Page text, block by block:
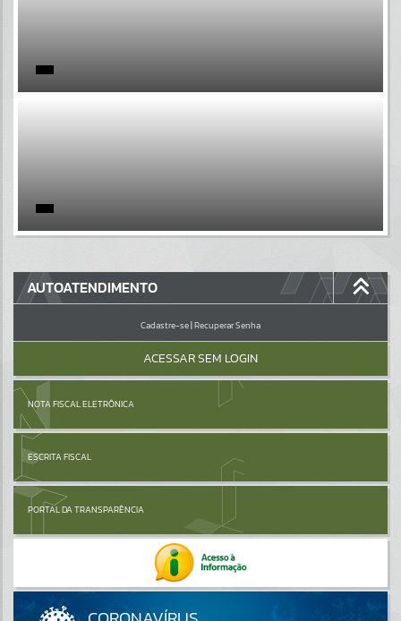
Por favor, aguarde...
GALERIAS
Por favor, aguarde...
AUTOATENDIMENTO
Cadastre-se|Recuperar Senha
ACESSAR SEM LOGIN
NOTA FISCAL ELETRÔNICA
ESCRITA FISCAL
PORTAL DA TRANSPARÊNCIA